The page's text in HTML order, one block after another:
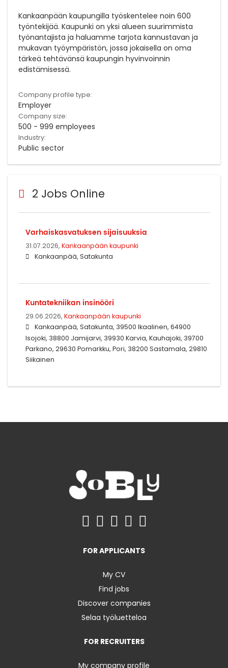
Kankaanpään kaupungilla työskentelee noin 600
työntekijää. Kaupunki on yksi alueen suurimmista
työnantajista ja haluamme tarjota kannustavan ja
mukavan työympäristön, jossa jokaisella on oma
tärkeä tehtävänsä kaupungin hyvinvoinnin
edistämisessä.
Company profile type:
Employer
Company size:
500 - 999 employees
Industry:
Public sector
2 Jobs Online
Varhaiskasvatuksen sijaisuuksia
31.07.2026, Kankaanpään kaupunki
Kankaanpää, Satakunta
Kuntatekniikan insinööri
29.06.2026, Kankaanpään kaupunki
Kankaanpää, Satakunta, 39500 Ikaalinen, 64900
Isojoki, 38800 Jamijarvi, 39930 Karvia, Kauhajoki, 39700
Parkano, 29630 Pomarkku, Pori, 38200 Sastamala, 29810
Siikainen
FOR APPLICANTS
My CV
Find jobs
Discover companies
Selaa työluetteloa
FOR RECRUITERS
My company profile